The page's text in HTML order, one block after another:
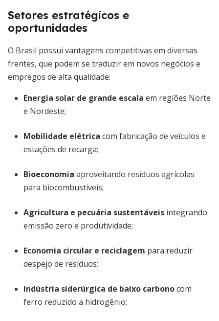
Setores estratégicos e
oportunidades
O Brasil possui vantagens competitivas em diversas
frentes, que podem se traduzir em novos negócios e
empregos de alta qualidade:
Energia solar de grande escala em regiões Norte
e Nordeste;
Mobilidade elétrica com fabricação de veículos e
estações de recarga;
Bioeconomia aproveitando resíduos agrícolas
para biocombustíveis;
Agricultura e pecuária sustentáveis integrando
emissão zero e produtividade;
Economia circular e reciclagem para reduzir
despejo de resíduos;
Indústria siderúrgica de baixo carbonocom
ferro reduzido a hidrogênio;